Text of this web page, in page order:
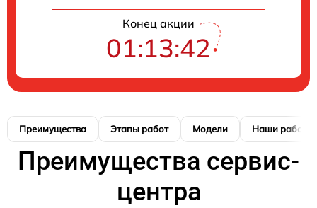
Конец акции
01:13:41
Преимущества Этапы работ Модели Наши работы
Преимущества сервис-
центра